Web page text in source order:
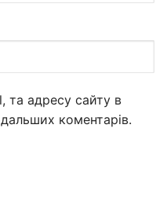
та адресу сайту в
коментарів.